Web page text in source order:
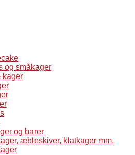
og småkager
kager
og barer
æbleskiver, klatkager mm.